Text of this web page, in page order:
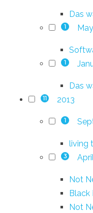
Das
1
1
Das
11 2013
1
living
3
Not
Black
Not